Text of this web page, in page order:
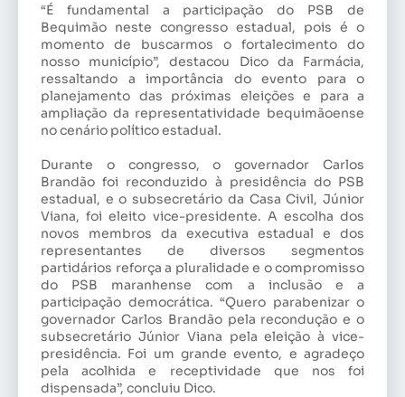
“É fundamental a participação do PSB de
Bequimão neste congresso estadual, pois é o
momento de buscarmos o fortalecimento do
nosso município”, destacou Dico da Farmácia,
ressaltando a importância do evento para o
planejamento das próximas eleições e para a
ampliação da representatividade bequimãoense
no cenário político estadual.
Durante o congresso, o governador Carlos
Brandão foi reconduzido à presidência do PSB
estadual, e o subsecretário da Casa Civil, Júnior
Viana, foi eleito vice-presidente. A escolha dos
novos membros da executiva estadual e dos
representantes de diversos segmentos
partidários reforça a pluralidade e o compromisso
do PSB maranhense com a inclusão e a
participação democrática. “Quero parabenizar o
governador Carlos Brandão pela recondução e o
subsecretário Júnior Viana pela eleição à vice-
presidência. Foi um grande evento, e agradeço
pela acolhida e receptividade que nos foi
dispensada”, concluiu Dico.